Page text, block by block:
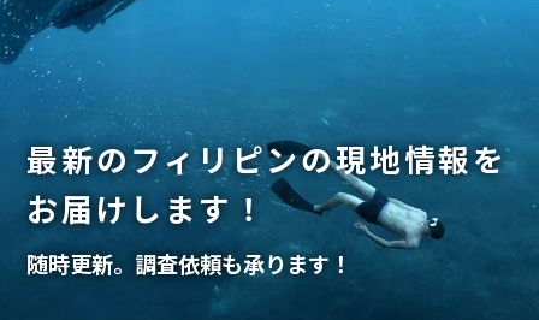
最新のフィリピンの現地情報を
お届けします！
随時更新。調査依頼も承ります！